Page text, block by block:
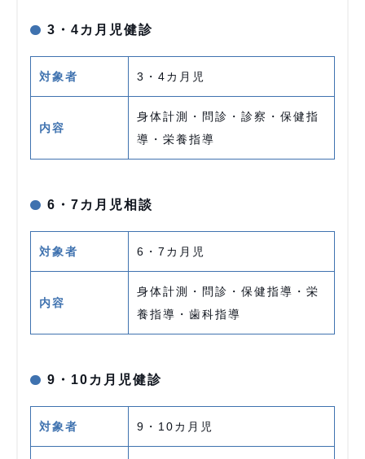
3・4カ月児健診
対象者 3・4カ月児
内容
身体計測・問診・診察・保健指
導・栄養指導
6・7カ月児相談
対象者 6・7カ月児
内容
身体計測・問診・保健指導・栄
養指導・歯科指導
9・10カ月児健診
対象者 9・10カ月児